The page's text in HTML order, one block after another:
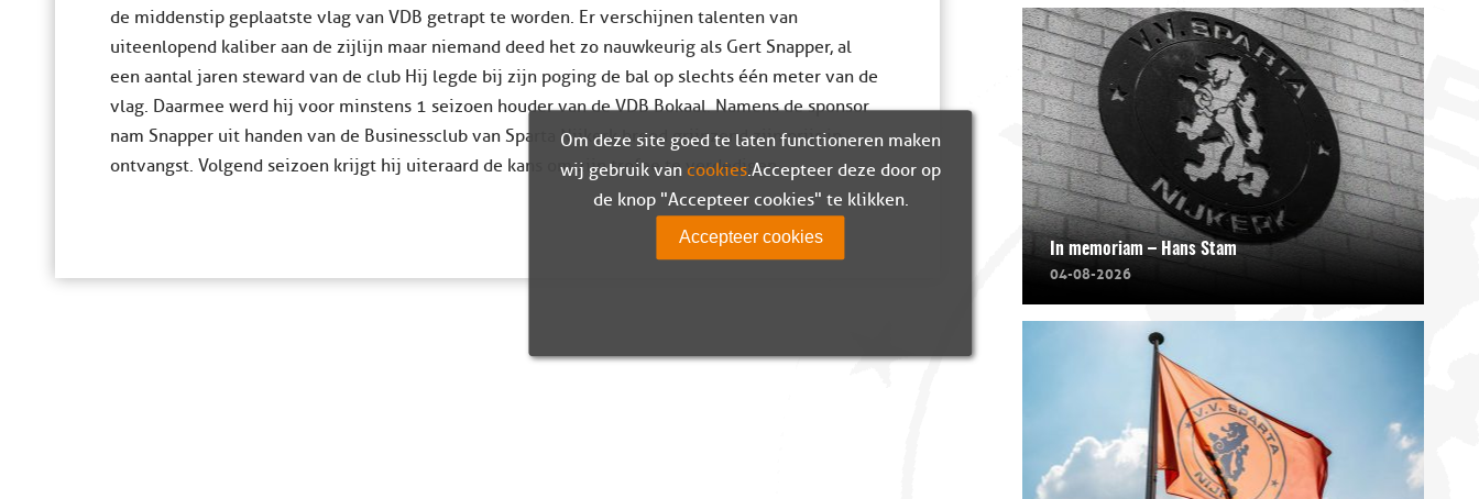
de middenstip geplaatste vlag van VDB getrapt te worden. Er verschijnen talenten van
uiteenlopend kaliber aan de zijlijn maar niemand deed het zo nauwkeurig als Gert Snapper, al
een aantal jaren steward van de club Hij legde bij zijn poging de bal op slechts één meter van de
vlag. Daarmee werd hij voor minstens 1 seizoen houder van de VDB Bokaal. Namens de sponsor
nam Snapper uit handen van de Businessclub van Sparta Nijkerk breed grijnzend zijn prijs in
ontvangst. Volgend seizoen krijgt hij uiteraard de kans om zijn trofee te verdedigen.
In memoriam – Hans Stam
04-08-2026
Om deze site goed te laten functioneren maken
wij gebruik van cookies. Accepteer deze door op
de knop "Accepteer cookies" te klikken.
Accepteer cookies